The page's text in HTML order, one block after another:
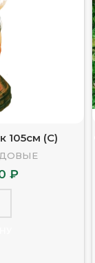
105см (С)
₽